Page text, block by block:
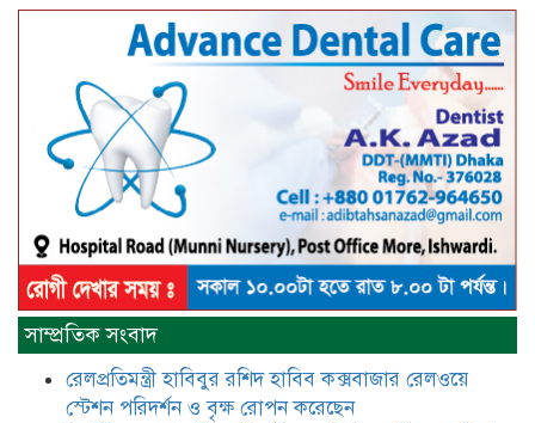
আটঘরিয়ায় বিএনপি নেতার ভাতিজাকে ছাত্রলীগের সাধারণ
​​অবৈধ অর্থ বা পেশীশক্তি না থাকলে
রাজনীতিতে টিকে থাকার একমাত্র উপায়
হলো “জনসম্পৃক্ততা ও নৈতিকতা——
বিএনপির কেন্দ্রিয় নেতা সিরাজুল ইসলাম
সরদার
মধুমতি এক্সপ্রেস ট্রেনে রেলওয়ে জেলা
বিশ্বাসকে ৫০ বোতল কোডিন যুক্ত
সিরাপসহ গ্রেফতার
সাম্প্রতিক সংবাদ
রেলপ্রতিমন্ত্রী হাবিবুর রশিদ হাবিব কক্সবাজার রেলওয়ে
স্টেশন পরিদর্শন ও বৃক্ষ রোপন করেছেন